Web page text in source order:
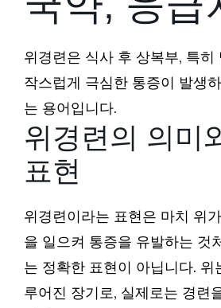
위경련은 식사 후 상복부, 특히
작스럽게 극심한 통증이 발생
는 용어입니다.
위경련의 의미
표현
위경련이라는 표현은 마치 위
을 일으켜 통증을 유발하는 것
는 정확한 표현이 아닙니다. 위
루어진 장기로, 실제로는 경련